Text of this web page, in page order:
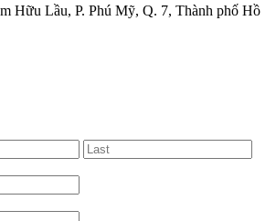
Hữu Lầu, P. Phú Mỹ, Q. 7, Thành phố Hồ
First